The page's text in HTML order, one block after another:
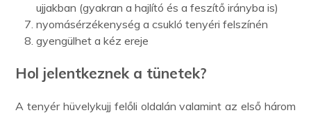
ujjakban (gyakran a hajlító és a feszítő irányba is)
nyomásérzékenység a csukló tenyéri felszínén
gyengülhet a kéz ereje
Hol jelentkeznek a tünetek?
A tenyér hüvelykujj felőli oldalán valamint az első három